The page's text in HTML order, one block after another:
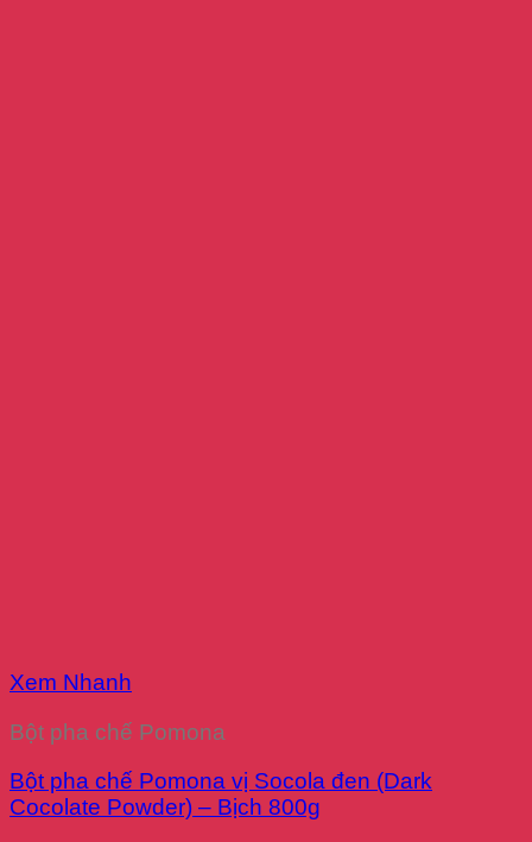
Xem Nhanh
Bột pha chế Pomona
Bột pha chế Pomona vị Socola đen (Dark
Cocolate Powder) – Bịch 800g